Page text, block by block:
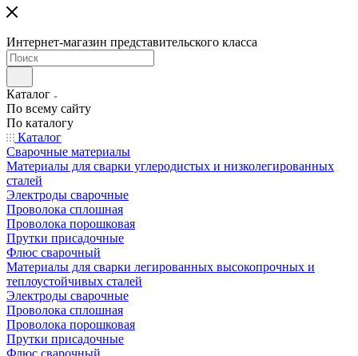
Интернет-магазин представительского класса
Каталог
По всему сайту
По каталогу
Каталог
Сварочные материалы
Материалы для сварки углеродистых и низколегированных
сталей
Электроды сварочные
Проволока сплошная
Проволока порошковая
Прутки присадочные
Флюс сварочный
Материалы для сварки легированных высокопрочных и
теплоустойчивых сталей
Электроды сварочные
Проволока сплошная
Проволока порошковая
Прутки присадочные
Флюс сварочный